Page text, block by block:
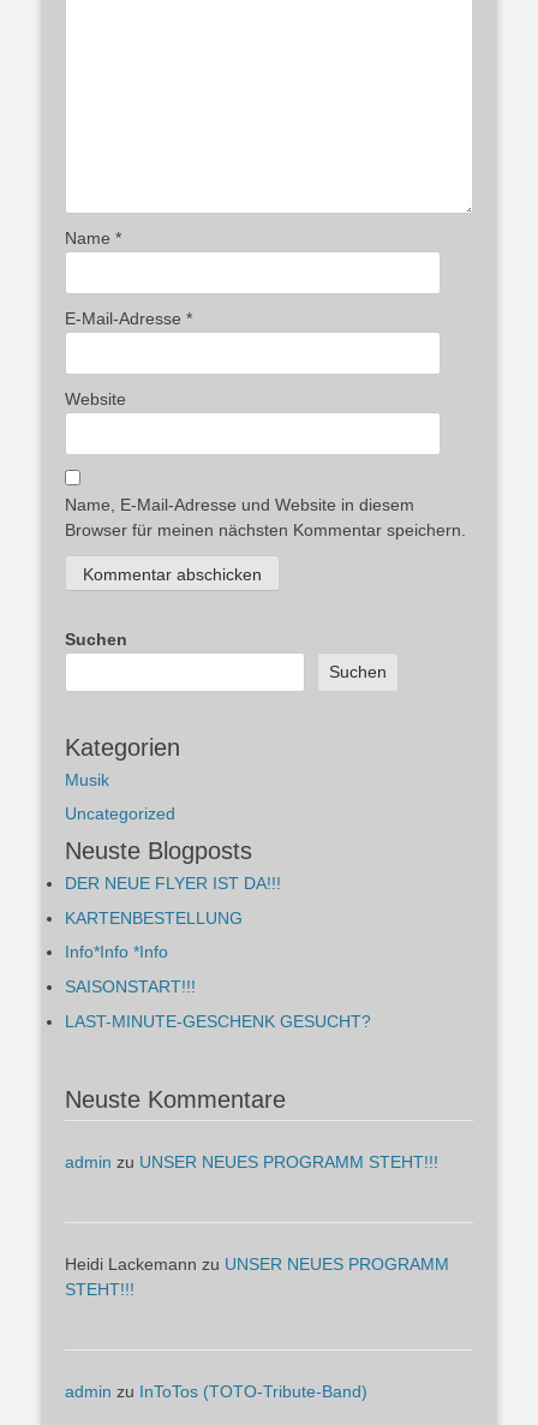
Name *
E-Mail-Adresse *
Website
Name, E-Mail-Adresse und Website in diesem
Browser für meinen nächsten Kommentar speichern.
Suchen
Suchen
Kategorien
Musik
Uncategorized
Neuste Blogposts
DER NEUE FLYER IST DA!!!
KARTENBESTELLUNG
Info*Info *Info
SAISONSTART!!!
LAST-MINUTE-GESCHENK GESUCHT?
Neuste Kommentare
admin zu UNSER NEUES PROGRAMM STEHT!!!
Heidi Lackemann zu UNSER NEUES PROGRAMM
STEHT!!!
admin zu InToTos (TOTO-Tribute-Band)